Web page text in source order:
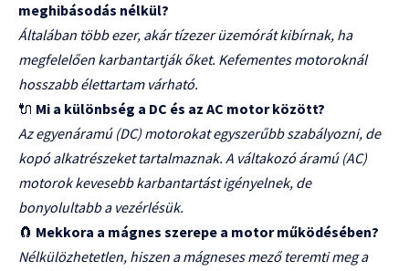
meghibásodás nélkül?
Általában több ezer, akár tízezer üzemórát kibírnak, ha
megfelelően karbantartják őket. Kefementes motoroknál
hosszabb élettartam várható.
🔌 Mi a különbség a DC és az AC motor között?
Az egyenáramú (DC) motorokat egyszerűbb szabályozni, de
kopó alkatrészeket tartalmaznak. A váltakozó áramú (AC)
motorok kevesebb karbantartást igényelnek, de
bonyolultabb a vezérlésük.
🧲 Mekkora a mágnes szerepe a motor működésében?
Nélkülözhetetlen, hiszen a mágneses mező teremti meg a